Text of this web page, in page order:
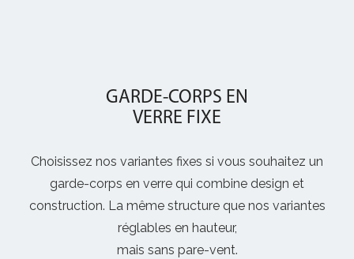
GARDE-CORPS EN
VERRE FIXE
Choisissez nos variantes fixes si vous souhaitez un
garde-corps en verre qui combine design et
construction. La même structure que nos variantes
réglables en hauteur,
mais sans pare-vent.